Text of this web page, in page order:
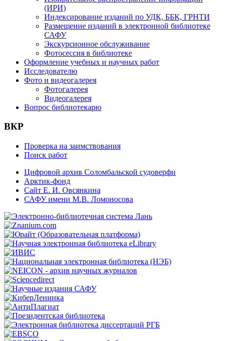
(ИРИ)
Индексирование изданий по УДК, ББК, ГРНТИ
Размещение изданий в электронной библиотеке
САФУ
Экскурсионное обслуживание
Фотосессия в библиотеке
Оформление учебных и научных работ
Исследователю
Фото и видеогалерея
Фотогалерея
Видеогалерея
Вопрос библиотекарю
ВКР
Проверка на заимствования
Поиск работ
Цифровой архив Соломбальской судоверфи
Арктик-фонд
Сайт Е. И. Овсянкина
САФУ имени М.В. Ломоносова